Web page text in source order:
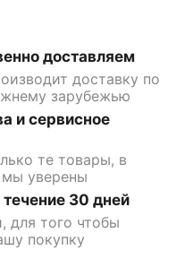
доставляем
доставку по
зарубежью
и сервисное
те товары, в
мы уверены
30 дней
для того чтобы
покупку